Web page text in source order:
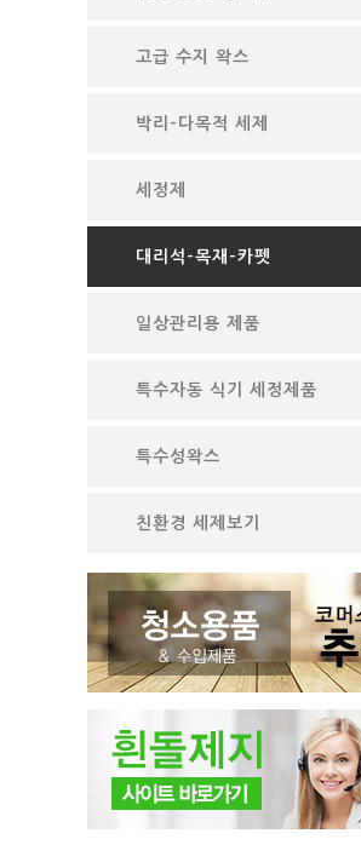
고급 수지 왁스
박리-다목적 세제
세정제
대리석-목재-카펫
일상관리용 제품
특수자동 식기 세정제품
특수성왁스
친환경 세제보기